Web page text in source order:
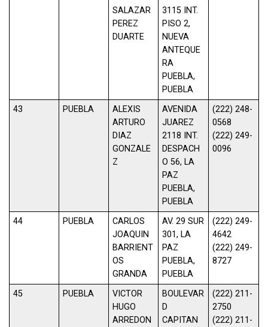
SALAZAR
PEREZ
DUARTE
3115 INT.
PISO 2,
NUEVA
ANTEQUE
RA
PUEBLA,
PUEBLA
43 PUEBLA
ALEXIS
ARTURO
DIAZ
GONZALE
Z
AVENIDA
JUAREZ
2118 INT.
DESPACH
O 56, LA
PAZ
PUEBLA,
PUEBLA
(222) 248-
0568
(222) 249-
0096
44 PUEBLA
CARLOS
JOAQUIN
BARRIENT
OS
GRANDA
AV. 29 SUR
301, LA
PAZ
PUEBLA,
PUEBLA
(222) 249-
4642
(222) 249-
8727
45 PUEBLA
VICTOR
HUGO
ARREDON
BOULEVAR
D
CAPITAN
(222) 211-
2750
(222) 211-